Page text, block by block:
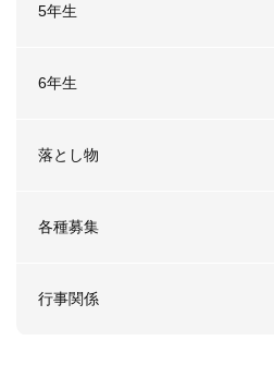
5年生
6年生
落とし物
各種募集
行事関係